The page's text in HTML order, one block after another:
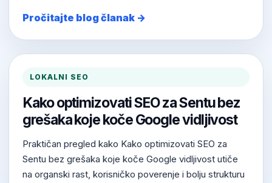
Pročitajte blog članak →
LOKALNI SEO
Kako optimizovati SEO za Sentu bez
grešaka koje koče Google vidljivost
Praktičan pregled kako Kako optimizovati SEO za
Sentu bez grešaka koje koče Google vidljivost utiče
na organski rast, korisničko poverenje i bolju strukturu